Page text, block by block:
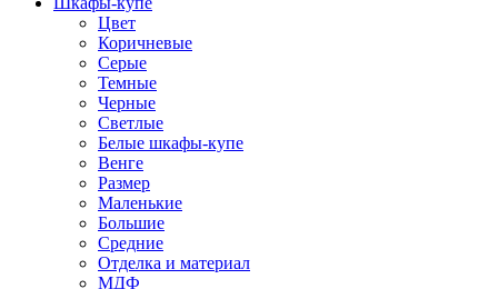
Цвет
Коричневые
Серые
Темные
Черные
Светлые
Белые шкафы-купе
Венге
Размер
Маленькие
Большие
Средние
Отделка и материал
МДФ